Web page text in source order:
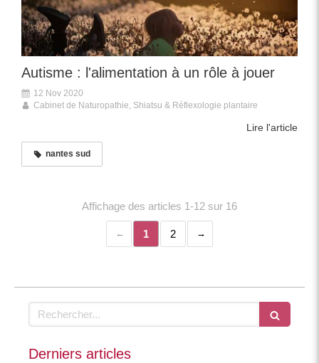
Autisme : l'alimentation à un rôle à jouer
12 Nov 2020
Cabinet de Naturopathie, Shiatsu & Réflexologie plantaire
Lire l'article
nantes sud
Affichage des articles 1-12 sur 16
1 2
Rechercher
Derniers articles